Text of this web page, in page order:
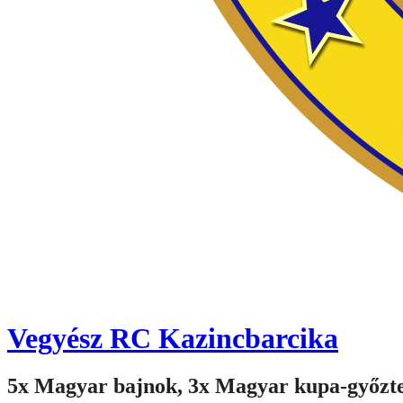
Vegyész RC Kazincbarcika
5x Magyar bajnok, 3x Magyar kupa-